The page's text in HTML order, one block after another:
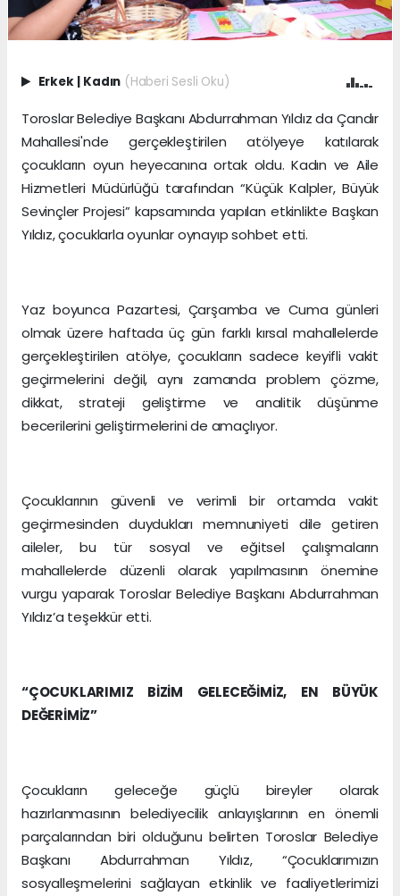
Erkek Kadın (Haberi Sesli Oku)
Toroslar Belediye Başkanı Abdurrahman Yıldız da Çandır
Mahallesi'nde gerçekleştirilen atölyeye katılarak
çocukların oyun heyecanına ortak oldu. Kadın ve Aile
Hizmetleri Müdürlüğü tarafından “Küçük Kalpler, Büyük
Sevinçler Projesi” kapsamında yapılan etkinlikte Başkan
Yıldız, çocuklarla oyunlar oynayıp sohbet etti.
Yaz boyunca Pazartesi, Çarşamba ve Cuma günleri
olmak üzere haftada üç gün farklı kırsal mahallelerde
gerçekleştirilen atölye, çocukların sadece keyifli vakit
geçirmelerini değil, aynı zamanda problem çözme,
dikkat, strateji geliştirme ve analitik düşünme
becerilerini geliştirmelerini de amaçlıyor.
Çocuklarının güvenli ve verimli bir ortamda vakit
geçirmesinden duydukları memnuniyeti dile getiren
aileler, bu tür sosyal ve eğitsel çalışmaların
mahallelerde düzenli olarak yapılmasının önemine
vurgu yaparak Toroslar Belediye Başkanı Abdurrahman
Yıldız’a teşekkür etti.
“ÇOCUKLARIMIZ BİZİM GELECEĞİMİZ, EN BÜYÜK
DEĞERİMİZ”
Çocukların geleceğe güçlü bireyler olarak
hazırlanmasının belediyecilik anlayışlarının en önemli
parçalarından biri olduğunu belirten Toroslar Belediye
Başkanı Abdurrahman Yıldız, “Çocuklarımızın
sosyalleşmelerini sağlayan etkinlik ve faaliyetlerimizi